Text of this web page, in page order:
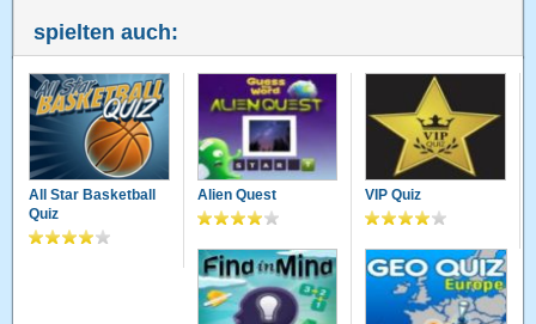
spielten auch:
All Star Basketball
Quiz
Alien Quest VIP Quiz